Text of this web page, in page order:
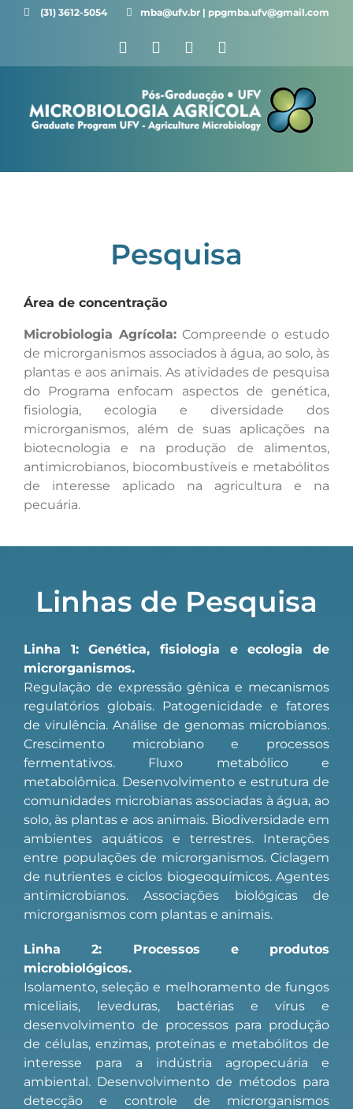
conteúdo
(31) 3612-5054 ⠀⠀ mba@ufv.br | ppgmba.ufv@gmail.com
Facebook Instagram
Pesquisa
Área de concentração
Microbiologia Agrícola:Compreende o estudo
de microrganismos associados à água, ao solo, às
plantas e aos animais. As atividades de pesquisa
do Programa enfocam aspectos de genética,
fisiologia, ecologia e diversidade dos
microrganismos, além de suas aplicações na
biotecnologia e na produção de alimentos,
antimicrobianos, biocombustíveis e metabólitos
de interesse aplicado na agricultura e na
pecuária.
Linhas de Pesquisa
Linha 1: Genética, fisiologia e ecologia de
microrganismos.
Regulação de expressão gênica e mecanismos
regulatórios globais. Patogenicidade e fatores
de virulência. Análise de genomas microbianos.
Crescimento microbiano e processos
fermentativos. Fluxo metabólico e
metabolômica. Desenvolvimento e estrutura de
comunidades microbianas associadas à água, ao
solo, às plantas e aos animais. Biodiversidade em
ambientes aquáticos e terrestres. Interações
entre populações de microrganismos. Ciclagem
de nutrientes e ciclos biogeoquímicos. Agentes
antimicrobianos. Associações biológicas de
microrganismos com plantas e animais.
Linha 2: Processos e produtos
microbiológicos.
Isolamento, seleção e melhoramento de fungos
miceliais, leveduras, bactérias e vírus e
desenvolvimento de processos para produção
de células, enzimas, proteínas e metabólitos de
interesse para a indústria agropecuária e
ambiental. Desenvolvimento de métodos para
detecção e controle de microrganismos